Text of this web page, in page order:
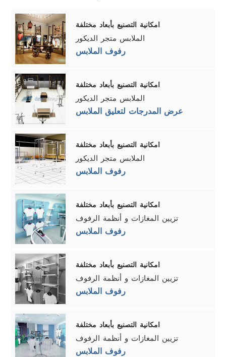
امكانية التصنيع بأبعاد مختلفة
الملابس متجر الديكور
رفوف الملابس
امكانية التصنيع بأبعاد مختلفة
الملابس متجر الديكور
عرض المدرجات لتعليق الملابس
امكانية التصنيع بأبعاد مختلفة
الملابس متجر الديكور
رفوف الملابس
امكانية التصنيع بأبعاد مختلفة
تزيين المغازات و أنظمة الرفوف
رفوف الملابس
امكانية التصنيع بأبعاد مختلفة
تزيين المغازات و أنظمة الرفوف
رفوف الملابس
امكانية التصنيع بأبعاد مختلفة
تزيين المغازات و أنظمة الرفوف
رفوف الملابس